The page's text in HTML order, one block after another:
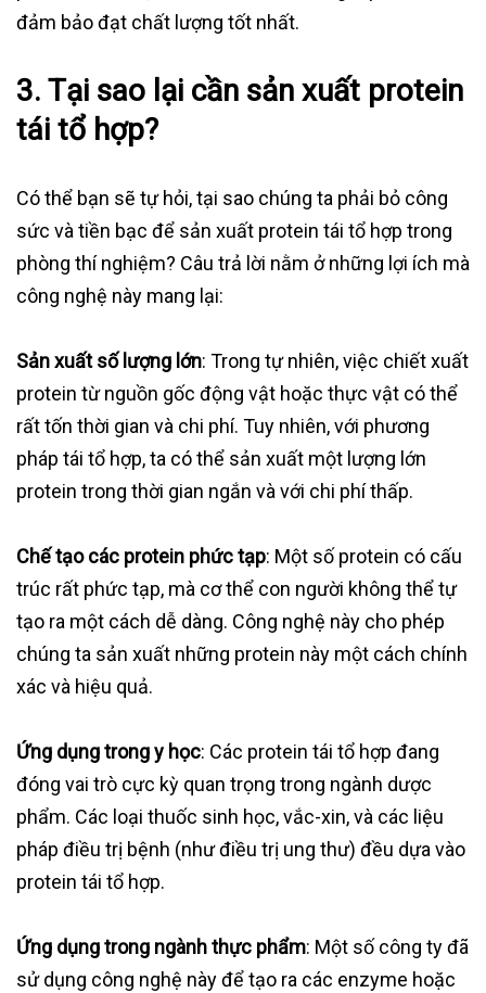
đảm bảo đạt chất lượng tốt nhất.
3. Tại sao lại cần sản xuất protein
tái tổ hợp?
Có thể bạn sẽ tự hỏi, tại sao chúng ta phải bỏ công
sức và tiền bạc để sản xuất protein tái tổ hợp trong
phòng thí nghiệm? Câu trả lời nằm ở những lợi ích mà
công nghệ này mang lại:
Sản xuất số lượng lớn: Trong tự nhiên, việc chiết xuất
protein từ nguồn gốc động vật hoặc thực vật có thể
rất tốn thời gian và chi phí. Tuy nhiên, với phương
pháp tái tổ hợp, ta có thể sản xuất một lượng lớn
protein trong thời gian ngắn và với chi phí thấp.
Chế tạo các protein phức tạp: Một số protein có cấu
trúc rất phức tạp, mà cơ thể con người không thể tự
tạo ra một cách dễ dàng. Công nghệ này cho phép
chúng ta sản xuất những protein này một cách chính
xác và hiệu quả.
Ứng dụng trong y học: Các protein tái tổ hợp đang
đóng vai trò cực kỳ quan trọng trong ngành dược
phẩm. Các loại thuốc sinh học, vắc-xin, và các liệu
pháp điều trị bệnh (như điều trị ung thư) đều dựa vào
protein tái tổ hợp.
Ứng dụng trong ngành thực phẩm: Một số công ty đã
sử dụng công nghệ này để tạo ra các enzyme hoặc